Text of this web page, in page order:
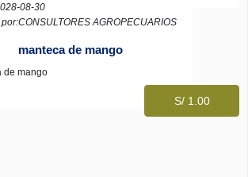
08-30
AGROPECUARIOS
manteca de mango
de mango
S/ 1.00